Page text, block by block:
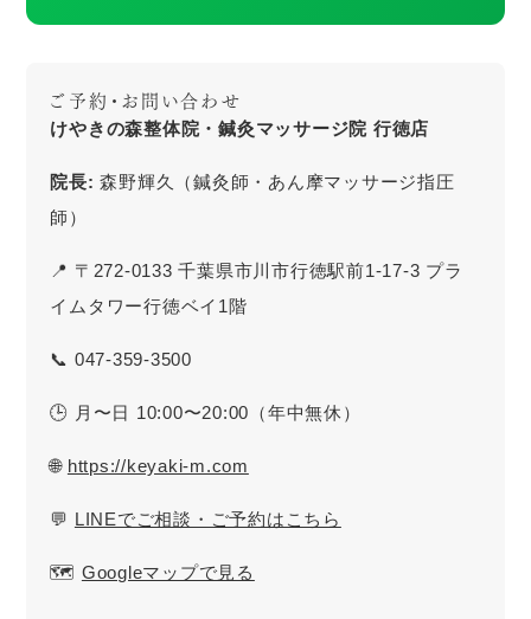
ご予約・お問い合わせ
けやきの森整体院・鍼灸マッサージ院 行徳店
院長: 森野輝久（鍼灸師・あん摩マッサージ指圧
師）
📍 〒272-0133 千葉県市川市行徳駅前1-17-3 プラ
イムタワー行徳ベイ1階
📞 047-359-3500
🕒 月〜日 10:00〜20:00（年中無休）
🌐 https://keyaki-m.com
💬 LINEでご相談・ご予約はこちら
🗺️ Googleマップで見る